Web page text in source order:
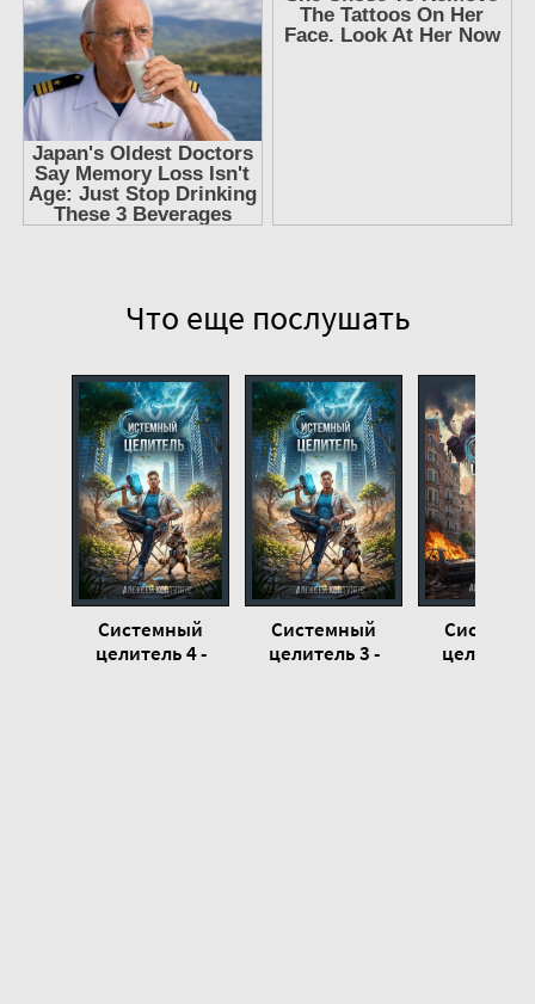
Системный целитель 5
Системный целитель 5
Системный целитель 5
Системный целитель 5
Системный целитель 5
Системный целитель 5
Системный целитель 5
Системный целитель 5
Системный целитель 5
Системный целитель 5
Что еще послушать
Системный
целитель 4 -
Системный
целитель 3 -
целитель